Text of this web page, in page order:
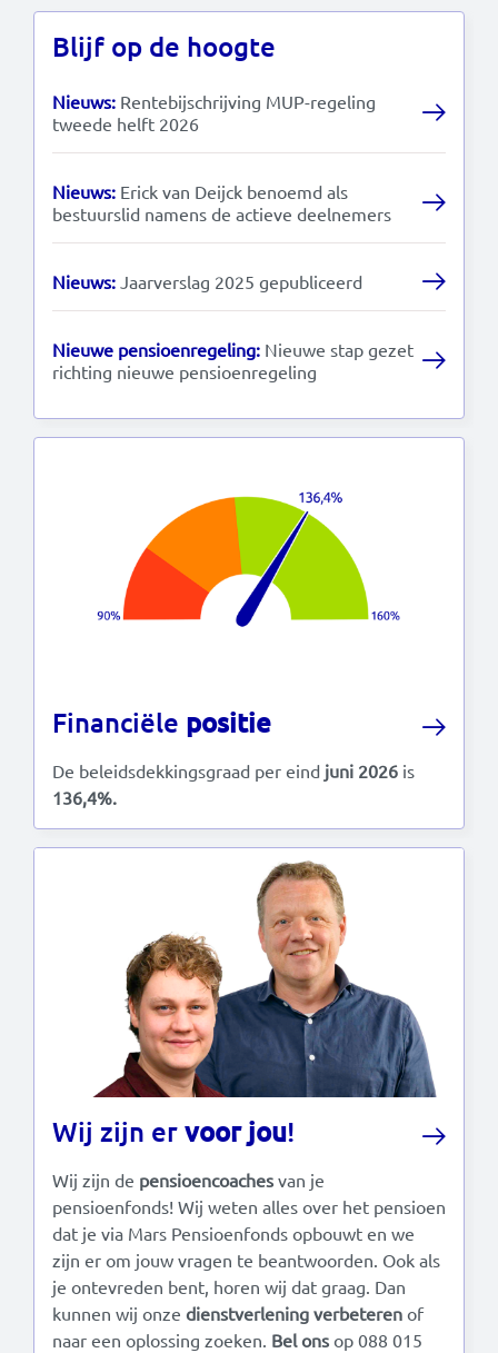
Read this in:English
Blijf op de hoogte
Nieuws: Rentebijschrijving MUP-regeling
tweede helft 2026
Nieuws: Erick van Deijck benoemd als
bestuurslid namens de actieve deelnemers
Nieuws: Jaarverslag 2025 gepubliceerd
Nieuwe pensioenregeling: Nieuwe stap gezet
richting nieuwe pensioenregeling
Financiële positie
De beleidsdekkingsgraad per eind juni 2026 is
136,4%.
Wij zijn ervoor jou!
Wij zijn de pensioencoaches van je
pensioenfonds! Wij weten alles over het pensioen
dat je via Mars Pensioenfonds opbouwt en we
zijn er om jouw vragen te beantwoorden. Ook als
je ontevreden bent, horen wij dat graag. Dan
kunnen wij onze dienstverlening verbeteren of
naar een oplossing zoeken. Bel ons op 088 015